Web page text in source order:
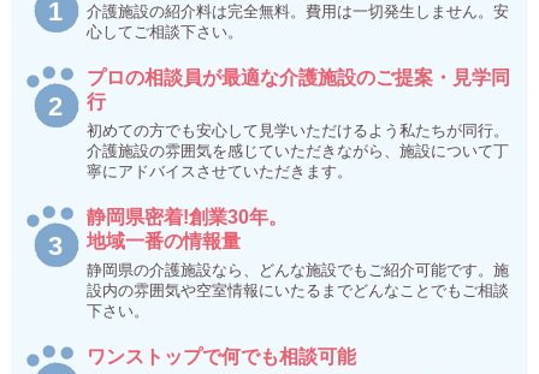
介護施設の紹介料は完全無料。費用は一切発生しません。安
心してご相談下さい。
プロの相談員が最適な介護施設のご提案・見学同
行
初めての方でも安心して見学いただけるよう私たちが同行。
介護施設の雰囲気を感じていただきながら、施設について丁
寧にアドバイスさせていただきます。
静岡県密着!創業30年。
地域一番の情報量
静岡県の介護施設なら、どんな施設でもご紹介可能です。施
設内の雰囲気や空室情報にいたるまでどんなことでもご相談
下さい。
ワンストップで何でも相談可能